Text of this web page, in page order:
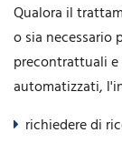
Qualora il
o sia necessario
precontrattuali
automatizzati,
richiedere di